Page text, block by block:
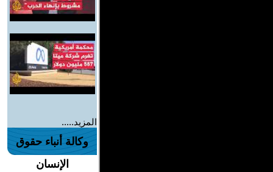
المزيد.....
وكالة أنباء حقوق
الإنسان